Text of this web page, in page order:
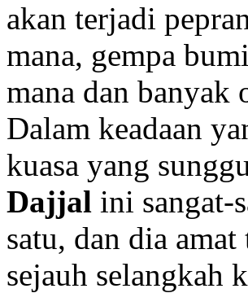
akan terjadi
mana, gempa
mana dan banyak
Dalam keadaan
kuasa yang
Dajjal ini sangat-
satu, dan dia
sejauh selangkah